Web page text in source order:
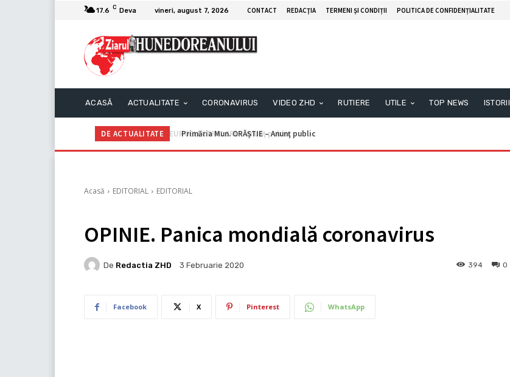
17.6 C Deva vineri, august 7, 2026 CONTACT REDACŢIA TERMENI ȘI CONDIȚII POLITICA DE CONFIDENȚIALITATE
ACASĂ ACTUALITATE CORONAVIRUS VIDEO ZHD RUTIERE UTILE TOP NEWS ISTORII
DE ACTUALITATE Primăria Mun. ORĂȘTIE – Anunţ public
Acasă EDITORIAL EDITORIAL
OPINIE. Panica mondială coronavirus
De Redactia ZHD 3 Februarie 2020 0
394
Facebook X Pinterest WhatsApp